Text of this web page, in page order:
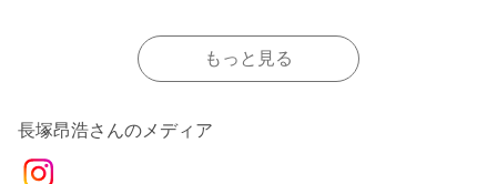
もっと見る
長塚昂浩さんのメディア